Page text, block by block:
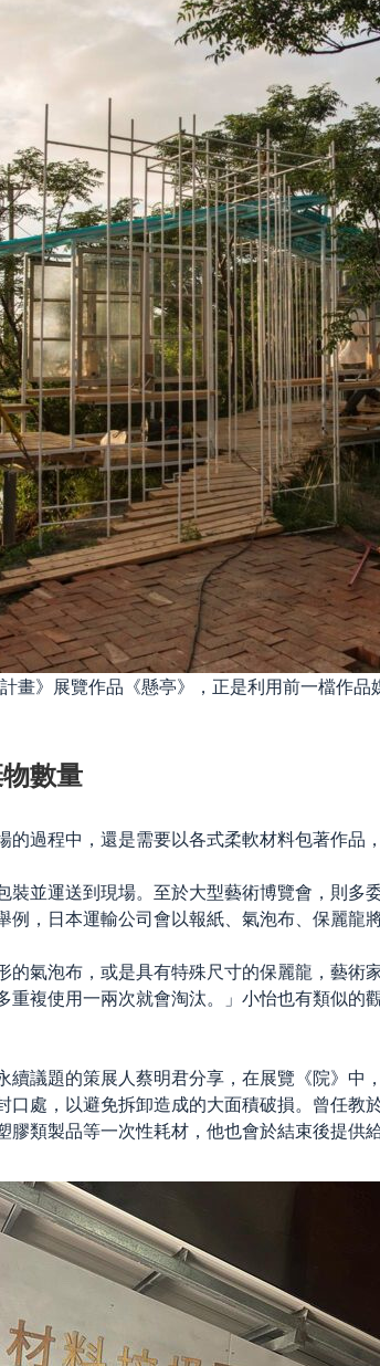
畫》展覽作品《懸亭》，正是利用前一檔作
數量
過程中，還是需要以各式柔軟材料包著作品
並運送到現場。至於大型藝術博覽會，則多
例，日本運輸公司會以報紙、氣泡布、保麗龍
氣泡布，或是具有特殊尺寸的保麗龍，藝術
複使用一兩次就會淘汰。」小怡也有類似
續議題的策展人蔡明君分享，在展覽 《院》 中
處，以避免拆卸造成的大面積破損。 曾任教
類製品等一次性耗材，他也會於結束後提供